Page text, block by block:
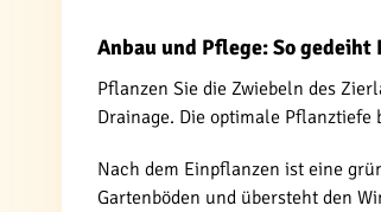
Anbau und Pflege: So
Pflanzen Sie die Zwiebeln des
Drainage. Die optimale
Nach dem Einpflanzen ist eine
Gartenböden und übersteht den